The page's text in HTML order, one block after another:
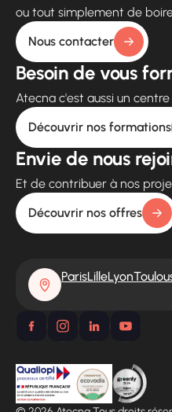
ou tout simplement de
Nous contacter
Besoin de vous
Atecna c'est aussi un
Découvrir nos formations
Envie de nous
Et de contribuer à nos
Découvrir nos offres
ParisLilleLyon